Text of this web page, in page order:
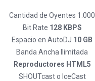
Cantidad de Oyentes 1.000
Bit Rate 128 KBPS
Espacio en AutoDJ 10 GB
Banda Ancha Ilimitada
Reproductores HTML5
SHOUTcast o IceCast